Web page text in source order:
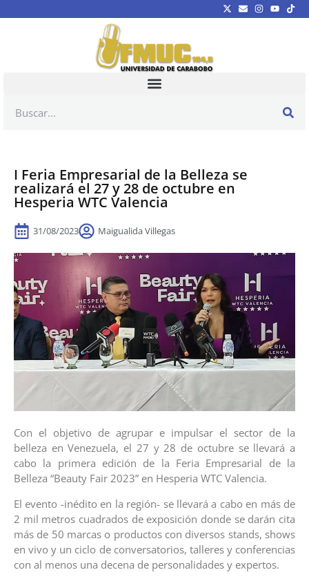
I Feria Empresarial de la Belleza se
realizará el 27 y 28 de octubre en
Hesperia WTC Valencia
31/08/2023 Maigualida Villegas
Con el objetivo de agrupar e impulsar el sector de la
belleza en Venezuela, el 27 y 28 de octubre se llevará a
cabo la primera edición de la Feria Empresarial de la
Belleza “Beauty Fair 2023” en Hesperia WTC Valencia.
El evento -inédito en la región- se llevará a cabo en más de
2 mil metros cuadrados de exposición donde se darán cita
más de 50 marcas o productos con diversos stands, shows
en vivo y un ciclo de conversatorios, talleres y conferencias
con al menos una decena de personalidades y expertos.